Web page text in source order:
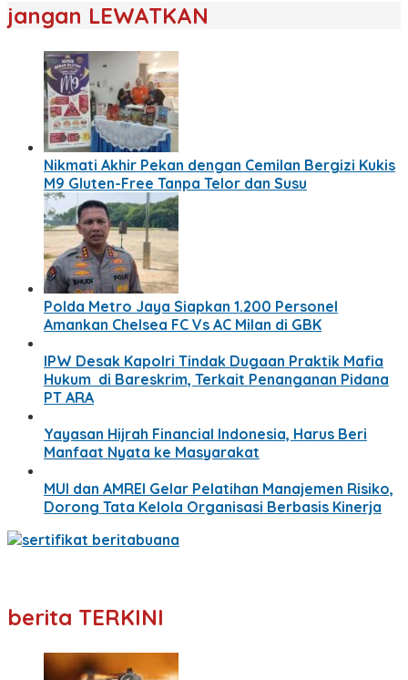
jangan LEWATKAN
Nikmati Akhir Pekan dengan Cemilan Bergizi Kukis
M9 Gluten-Free Tanpa Telor dan Susu
Polda Metro Jaya Siapkan 1.200 Personel
Amankan Chelsea FC Vs AC Milan di GBK
IPW Desak Kapolri Tindak Dugaan Praktik Mafia
Hukum di Bareskrim, Terkait Penanganan Pidana
PT ARA
Yayasan Hijrah Financial Indonesia, Harus Beri
Manfaat Nyata ke Masyarakat
MUI dan AMREI Gelar Pelatihan Manajemen Risiko,
Dorong Tata Kelola Organisasi Berbasis Kinerja
berita TERKINI